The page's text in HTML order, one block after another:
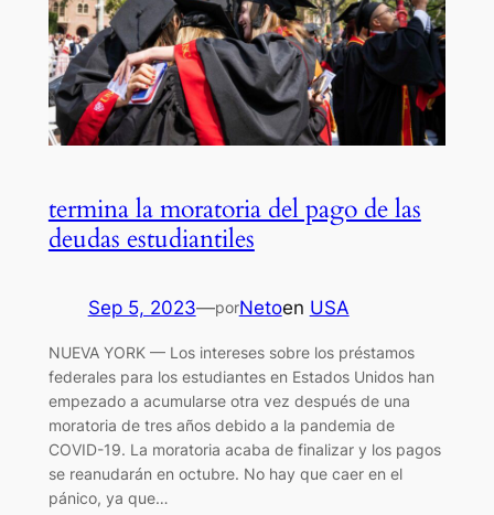
termina la moratoria del pago de las
deudas estudiantiles
Sep 5, 2023—porNetoen USA
NUEVA YORK — Los intereses sobre los préstamos
federales para los estudiantes en Estados Unidos han
empezado a acumularse otra vez después de una
moratoria de tres años debido a la pandemia de
COVID-19. La moratoria acaba de finalizar y los pagos
se reanudarán en octubre. No hay que caer en el
pánico, ya que…